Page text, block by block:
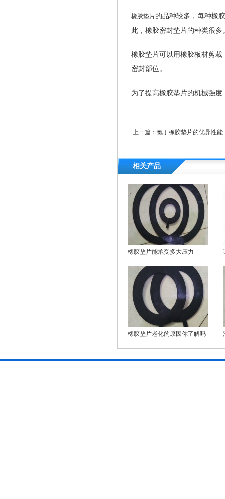
橡胶垫片的品种较多，每种橡
此，橡胶密封垫片的种类很多
橡胶垫片可以用橡胶板材剪
密封部位。
为了提高橡胶垫片的机械强
上一篇： 氯丁橡胶垫片的优异性能
相关产品
橡胶垫片能承受多大压力
橡胶垫片老化的原因你了解吗